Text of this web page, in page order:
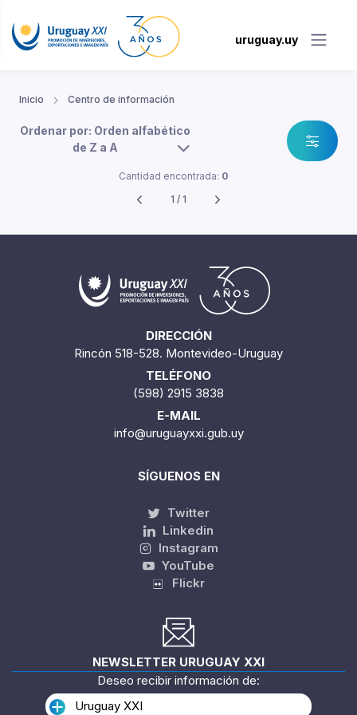
uruguay.uy
Inicio Centro de información
Ordenar por: Orden alfabético
de Z a A
Cantidad encontrada: 0
1 / 1
DIRECCIÓN
Rincón 518-528. Montevideo-Uruguay
TELÉFONO
(598) 2915 3838
E-MAIL
info@uruguayxxi.gub.uy
SÍGUENOS EN
Twitter
Linkedin
Instagram
YouTube
Flickr
NEWSLETTER URUGUAY XXI
Deseo recibir información de:
Uruguay XXI